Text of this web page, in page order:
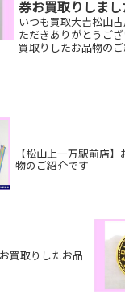
券お買取りしまし
いつも買取大吉松山
ただきありがとうご
買取りしたお品物の
【松山上一万駅前店
物のご紹介です
買取りしたお品